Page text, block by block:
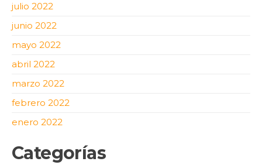
julio 2022
junio 2022
mayo 2022
abril 2022
marzo 2022
febrero 2022
enero 2022
Categorías